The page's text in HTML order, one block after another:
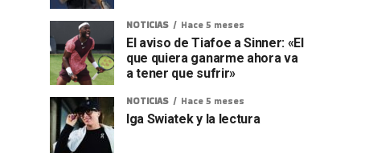
NOTICIAS Hace 5 meses
El aviso de Tiafoe a Sinner: «El
que quiera ganarme ahora va
a tener que sufrir»
NOTICIAS Hace 5 meses
Iga Swiatek y la lectura